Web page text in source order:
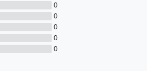
0
0
0
0
0